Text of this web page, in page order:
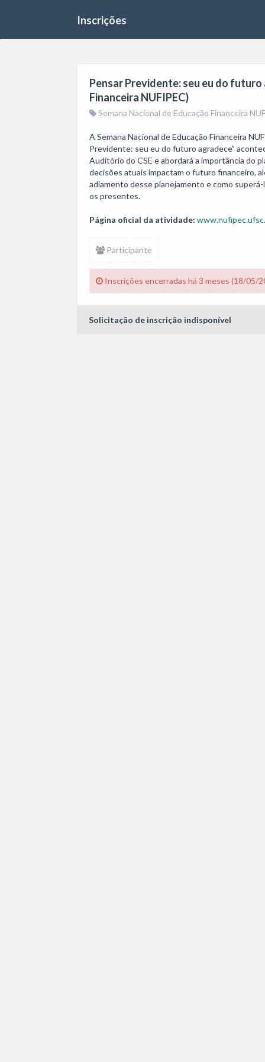
Inscrições
Pensar Previdente: seu eu do
Financeira NUFIPEC)
Semana Nacional de Educação Financeira
A Semana Nacional de Educação Financeira
Previdente: seu eu do futuro agradece"
Auditório do CSE e abordará a importância do
decisões atuais impactam o futuro financeiro,
adiamento desse planejamento e como
os presentes.
Página oficial da atividade:
Participante
Inscrições encerradas há 3 meses (18/05/
Solicitação de inscrição indisponível